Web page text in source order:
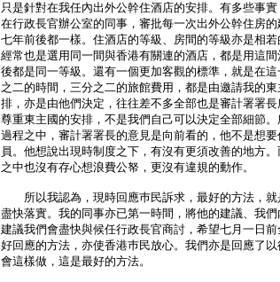
只是針對在我任內出外公幹住酒店的安排。有多些事
在行政長官辦公室的同事，審批每一次出外公幹住房
七年前後都一樣。住酒店的等級、房間的等級亦是相
經常也是選用同一間與香港有關連的酒店，都是用這
後都是同一等級。還有一個更加客觀的標準，就是在
之二的時間，三分之二的旅館費用，都是由邀請我的
排，亦是由他們決定，往往差不多全部也是審計署署
尊重東主國的安排，不是我們自己可以決定全部細節。
過程之中，審計署署長的意見是向前看的，他不是想
員。他想說出現時制度之下，有沒有更須改善的地方
之中也沒有存心想浪費公帑，更沒有違規的動作。
所以我認為，現時回應巿民訴求，最好的方法，就
盡快落實。我的同事亦已第一時間，將他的建議、我
建議我們會盡快與候任行政長官商討，希望七月一日
好回應的方法，亦使香港巿民放心。我們亦是回應了
會這樣做，這是最好的方法。